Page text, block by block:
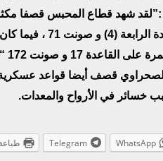
قصفا مماثلا
17 و صونت 172 “.
قصف أيضا قواعد عسكرية
خسائر في الأرواح والمعدات.
WhatsApp
Telegram طباعة